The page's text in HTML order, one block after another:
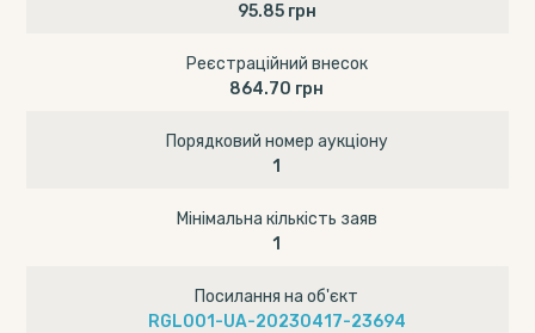
95.85 грн
Реєстраційний внесок
864.70 грн
Порядковий номер аукціону
1
Мінімальна кількість заяв
1
Посилання на об'єкт
RGL001-UA-20230417-23694